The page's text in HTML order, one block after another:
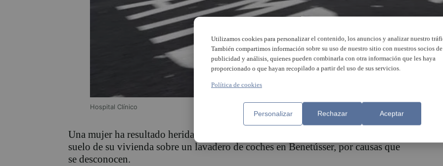
Hospital Clínico
Una mujer ha resultado herida y trasladada a un centro hospitalario al ceder el
suelo de su vivienda sobre un lavadero de coches en Benetússer, por causas que
se desconocen.
Utilizamos cookies para personalizar el contenido, los anuncios y analizar nuestro
También compartimos información sobre su uso de nuestro sitio con nuestros socios de
publicidad y análisis, quienes pueden combinarla con otra información que les haya
proporcionado o que hayan recopilado a partir del uso de sus servicios.
Política de cookies
Personalizar Rechazar Aceptar